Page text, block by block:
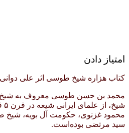
امتیاز دادن
کتاب هزاره شیخ طوسی اثر علی دوانی
محمد بن حسن طوسی معروف به شیخ
محمود غزنوی، حکومت آل بویه، شیخ
سید مرتضی بوده‌است.